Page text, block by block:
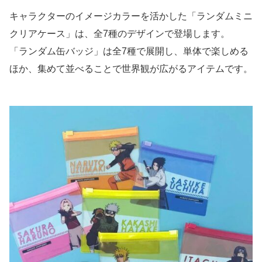
キャラクターのイメージカラーを活かした「ランダムミニ
クリアケース」は、全7種のデザインで登場します。
「ランダム缶バッジ」は全7種で展開し、単体で楽しめる
ほか、集めて並べることで世界観が広がるアイテムです。